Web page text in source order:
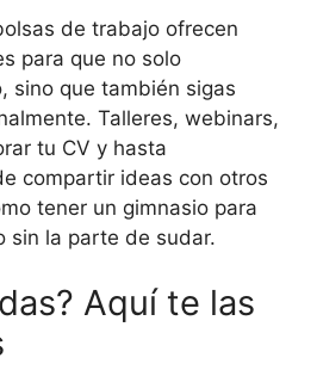
de trabajo ofrecen
para que no solo
sino que también sigas
Talleres, webinars,
tu CV y hasta
compartir ideas con otros
tener un gimnasio para
sin la parte de sudar.
Aquí te las